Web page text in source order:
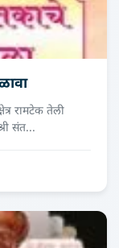
रामटेक तेली
संत...